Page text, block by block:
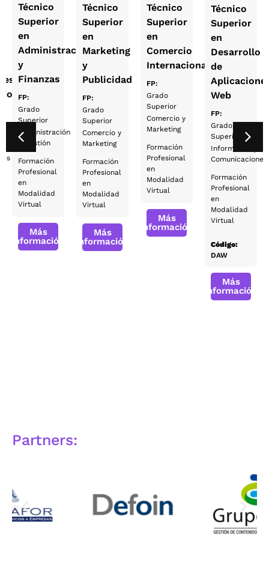
Técnico
Superior
en
Administración
y
Finanzas
FP:
Grado
Superior
Administración
y Gestión
Formación
Profesional
en
Modalidad
Virtual
Más
información
Técnico
Superior
en
Marketing
y
Publicidad
FP:
Grado
Superior
Comercio y
Marketing
Formación
Profesional
en
Modalidad
Virtual
Más
información
Técnico
Superior
en
Comercio
Internacional
FP:
Grado
Superior
Comercio y
Marketing
Formación
Profesional
en
Modalidad
Virtual
Más
información
Técnico
Superior
en
Desarrollo
de
Web
FP:
Grado
Superior
Informática y
Comunicaciones
Formación
Profesional
en
Modalidad
Virtual
Código:
DAW
Más
información
Partners: